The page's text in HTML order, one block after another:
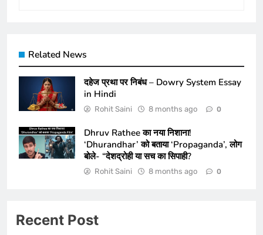
Related News
दहेज प्रथा पर निबंध – Dowry System Essay
in Hindi
Rohit Saini 8 months ago 0
Dhruv Rathee का नया निशाना!
‘Dhurandhar’ को बताया ‘Propaganda’, लोग
बोले- “देशद्रोही या सच का सिपाही?
Rohit Saini 8 months ago 0
Recent Post